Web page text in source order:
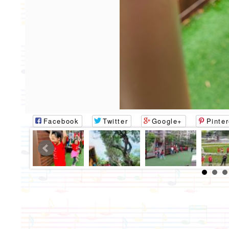
Facebook Twitter Google+